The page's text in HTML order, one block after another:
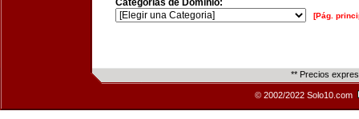
Categorías de Dominio:
[Pág.
** Precios
© 2002/2022 Solo10.com